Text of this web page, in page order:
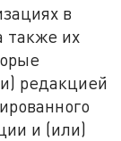
в
также их
редакцией
и (или)